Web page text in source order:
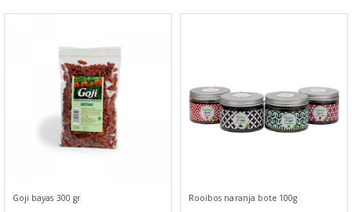
Goji bayas 300 gr Rooibos naranja bote 100g